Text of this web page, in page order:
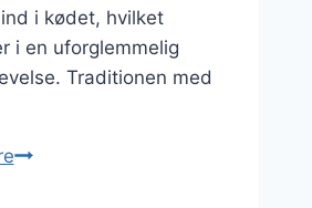
i kødet, hvilket
i en uforglemmelig
Traditionen med
Langtidsstegt